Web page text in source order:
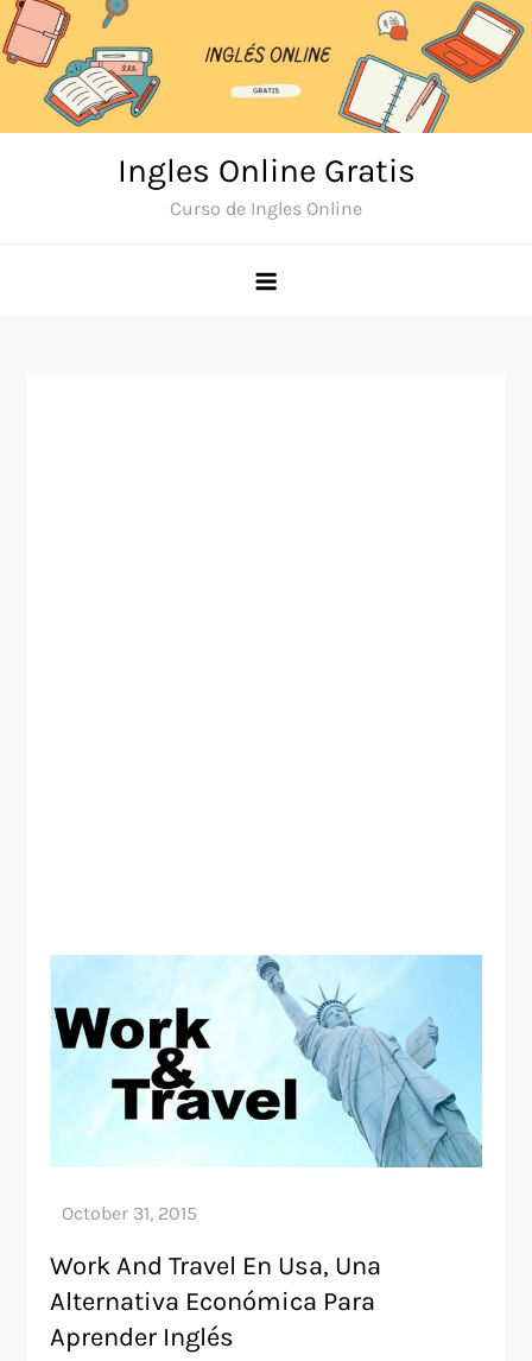
Skip
to
content
Ingles Online Gratis
Curso de Ingles Online
Work And Travel En Usa, Una
Alternativa Económica Para
Aprender Inglés